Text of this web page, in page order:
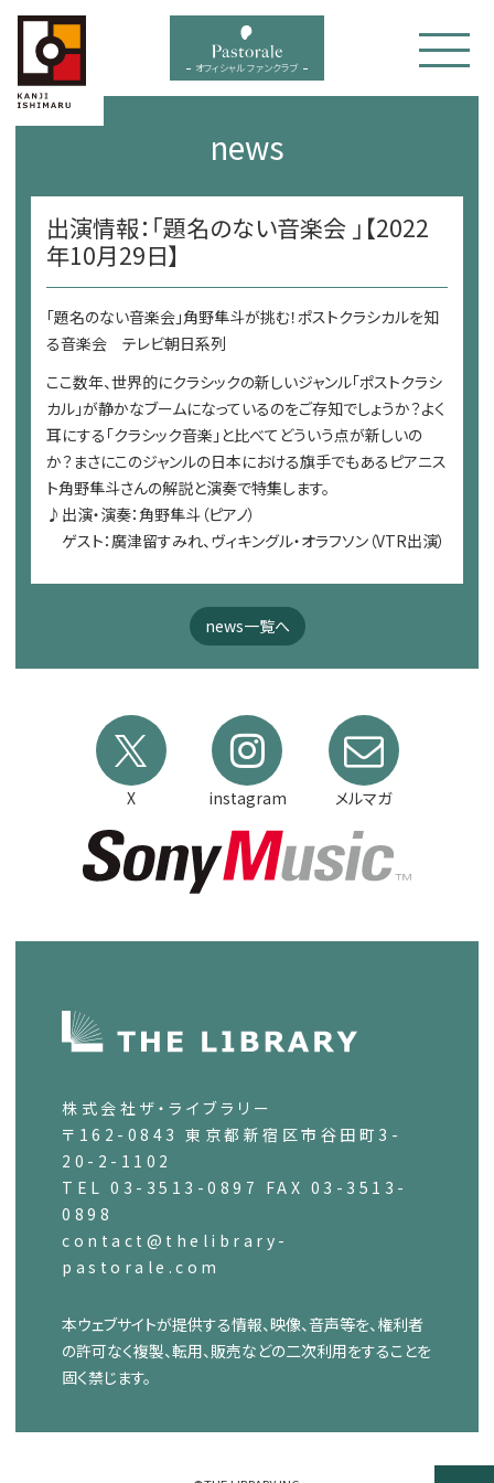
menu オフィシャル ファンクラブ
news
出演情報：「題名のない音楽会 」【2022
年10月29日】
「題名のない音楽会」角野隼斗が挑む！ポストクラシカルを知
る音楽会 テレビ朝日系列
ここ数年、世界的にクラシックの新しいジャンル「ポストクラシ
カル」が静かなブームになっているのをご存知でしょうか？よく
耳にする「クラシック音楽」と比べてどういう点が新しいの
か？まさにこのジャンルの日本における旗手でもあるピアニス
ト角野隼斗さんの解説と演奏で特集します。
♪出演・演奏：角野隼斗（ピアノ）
ゲスト：廣津留すみれ、ヴィキングル・オラフソン（VTR出演）
news一覧へ
X instagram メルマガ
株式会社ザ・ライブラリー
〒162-0843 東京都新宿区市谷田町3-
20-2-1102
TEL 03-3513-0897 FAX 03-3513-
0898
contact@thelibrary-
pastorale.com
本ウェブサイトが提供する情報、映像、音声等を、権利者
の許可なく複製、転用、販売などの二次利用をすることを
固く禁じます。